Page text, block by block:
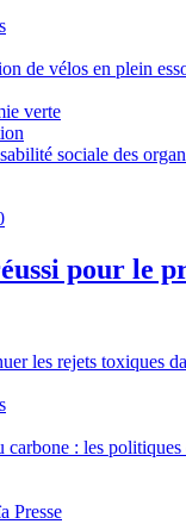
de vélos en plein
verte
sociale des
pour le
les rejets toxiques
: les politiques
Presse